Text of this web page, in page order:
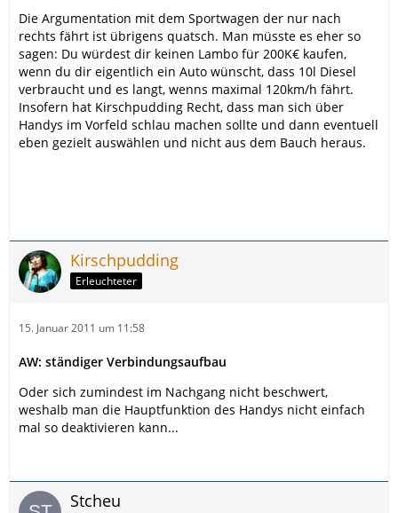
Die Argumentation mit dem Sportwagen der nur nach
rechts fährt ist übrigens quatsch. Man müsste es eher so
sagen: Du würdest dir keinen Lambo für 200K€ kaufen,
wenn du dir eigentlich ein Auto wünscht, dass 10l Diesel
verbraucht und es langt, wenns maximal 120km/h fährt.
Insofern hat Kirschpudding Recht, dass man sich über
Handys im Vorfeld schlau machen sollte und dann eventuell
eben gezielt auswählen und nicht aus dem Bauch heraus.
Kirschpudding
Erleuchteter
15. Januar 2011 um 11:58
AW: ständiger Verbindungsaufbau
Oder sich zumindest im Nachgang nicht beschwert,
weshalb man die Hauptfunktion des Handys nicht einfach
mal so deaktivieren kann...
Stcheu